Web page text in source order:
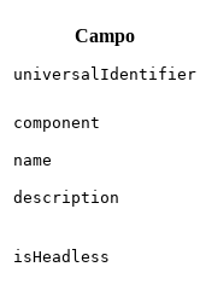
Campo
universalIdentifier
component
name
description
isHeadless